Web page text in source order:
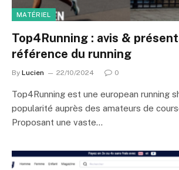
MATÉRIEL
Top4Running : avis &
référence du running
By Lucien 22/10/2024 0
Top4Running est une european running
popularité auprès des amateurs de
Proposant une vaste…